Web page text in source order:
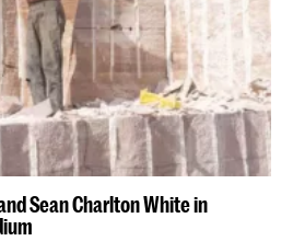
Sean Charlton White in